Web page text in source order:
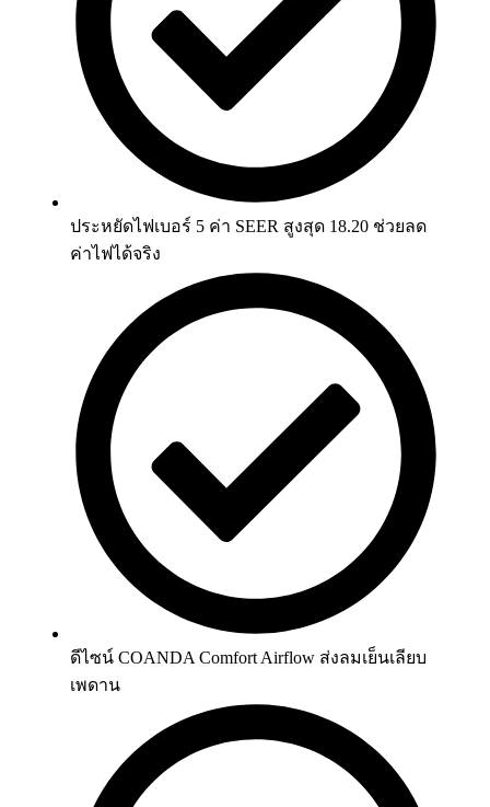
ประหยัดไฟเบอร์ 5 ค่า SEER สูงสุด 18.20 ช่วยลด
ค่าไฟได้จริง
ดีไซน์ COANDA Comfort Airflow ส่งลมเย็นเลียบ
เพดาน